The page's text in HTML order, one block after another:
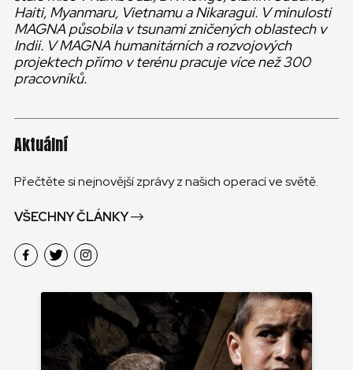
Haiti, Myanmaru, Vietnamu a Nikaragui. V minulosti
MAGNA působila v tsunami zničených oblastech v
Indii. V MAGNA humanitárních a rozvojových
projektech přímo v terénu pracuje více než 300
pracovníků.
Aktuální
Přečtěte si nejnovější zprávy z našich operací ve světě.
VŠECHNY ČLÁNKY